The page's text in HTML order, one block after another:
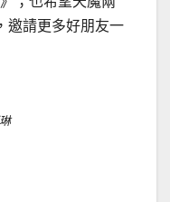
邀請更多好朋友一